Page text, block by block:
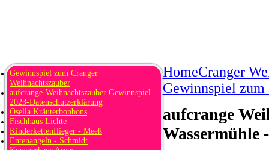
HomeCranger
Gewinnspiel
aufcrange
Wassermühle
Gewinnspiel zum Cranger
Weihnachtszauber
aufcrange-Weihnachtszauber Gewinnspiel
2023-Datenschutzerklärung
Osella Kräuterbonbons
Fischhaus Lichte
Kinderkettenflieger - Meeß
Entenangeln - Schmidt